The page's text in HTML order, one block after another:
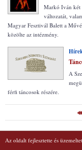
Markó Iván két
változatát,
Magyar Fesztivál Balett a
közölte az intézmény.
A
férfi táncosok részére.
Az oldalt fejlesztette és